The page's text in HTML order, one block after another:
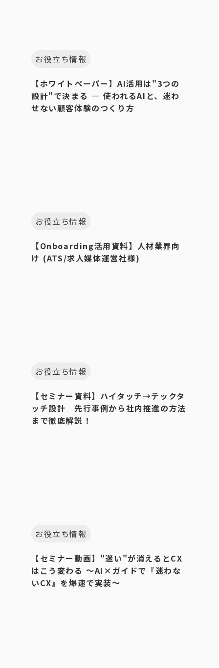
お役立ち情報
【ホワイトペーパー】AI活用は"3つの
設計"で決まる ― 使われるAIと、迷わ
せない顧客体験のつくり方
お役立ち情報
【Onboarding活用資料】人材業界向
け (ATS/求人媒体運営社様)
お役立ち情報
【セミナー資料】ハイタッチ→テックタ
ッチ設計 先行事例から社内推進の方法
まで徹底解説！
お役立ち情報
【セミナー動画】"迷い"が消えるとCX
はこう変わる 〜AI×ガイドで『迷わな
いCX』を爆速で実装〜